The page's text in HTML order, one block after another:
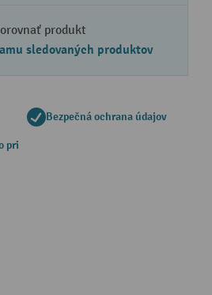
produkt
sledovaných produktov
Bezpečná ochrana údajov
pri